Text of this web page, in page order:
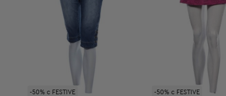
-50% с FESTIVE -50% с FESTIVE